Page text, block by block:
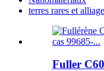
terres rares et
Fuller